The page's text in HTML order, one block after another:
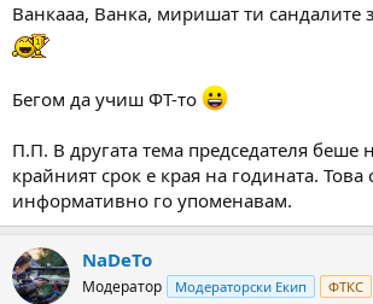
Ванкааа, Ванка, миришат ти сандалите
Бегом да учиш ФТ-то
П.П. В другата тема председателя беше
крайният срок е края на годината. Това
информативно го упоменавам.
NaDeTo
Модератор Модераторски Екип ФТКС